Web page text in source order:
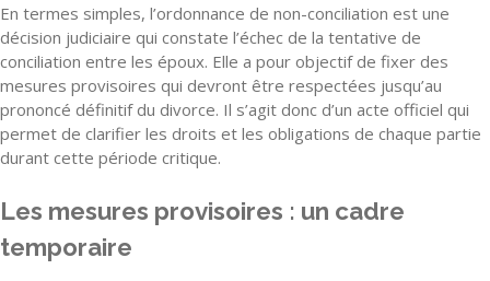
En termes simples, l’ordonnance de non-conciliation est une
décision judiciaire qui constate l’échec de la tentative de
conciliation entre les époux. Elle a pour objectif de fixer des
mesures provisoires qui devront être respectées jusqu’au
prononcé définitif du divorce. Il s’agit donc d’un acte officiel qui
permet de clarifier les droits et les obligations de chaque partie
durant cette période critique.
Les mesures provisoires : un cadre
temporaire